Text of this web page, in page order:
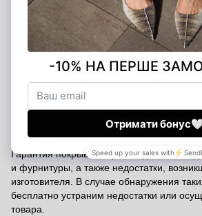
Оплата в шоурумах— можно
банковской картой или через
в Киеве и Харькове
Гарантия от производителя -
На все изделия Emmelie Delage
официальная гарантия от производителя
месяцев с даты покупки. Мы уверены в
товаров и стремимся к тому, чтобы
вам удовольствие и комфорт.
Гарантия покрывает производственные
и фурнитуры, а также недостатки,
изготовителя. В случае обнаружения
бесплатно устраним недостатки или
товара.